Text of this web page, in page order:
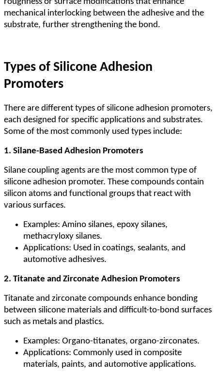
roughness or surface modifications that enhance
mechanical interlocking between the adhesive and the
substrate, further strengthening the bond.
Types of Silicone Adhesion
Promoters
There are different types of silicone adhesion promoters,
each designed for specific applications and substrates.
Some of the most commonly used types include:
1. Silane-Based Adhesion Promoters
Silane coupling agents are the most common type of
silicone adhesion promoter. These compounds contain
silicon atoms and functional groups that react with
various surfaces.
Examples: Amino silanes, epoxy silanes,
methacryloxy silanes.
Applications: Used in coatings, sealants, and
automotive adhesives.
2. Titanate and Zirconate Adhesion Promoters
Titanate and zirconate compounds enhance bonding
between silicone materials and difficult-to-bond surfaces
such as metals and plastics.
Examples: Organo-titanates, organo-zirconates.
Applications: Commonly used in composite
materials, paints, and automotive applications.